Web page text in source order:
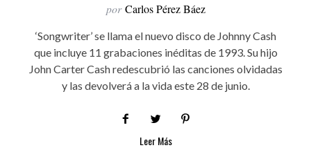
por Carlos Pérez Báez
‘Songwriter’ se llama el nuevo disco de Johnny Cash
que incluye 11 grabaciones inéditas de 1993. Su hijo
John Carter Cash redescubrió las canciones olvidadas
y las devolverá a la vida este 28 de junio.
Leer Más